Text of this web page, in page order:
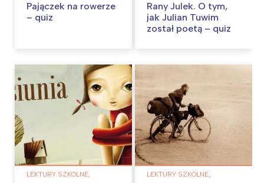
Pajączek na rowerze
– quiz
Rany Julek. O tym,
jak Julian Tuwim
został poetą – quiz
LEKTURY SZKOLNE,
LEKTURY SZKOLNE,